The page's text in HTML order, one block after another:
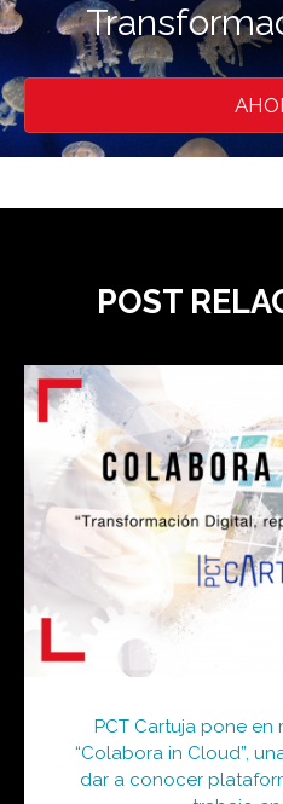
POST
PCT Cartuja pone en
“Colabora in Cloud”,
dar a conocer